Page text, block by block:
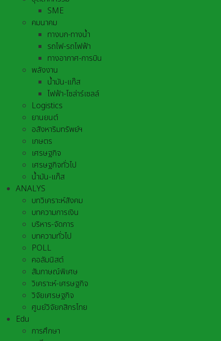
SME
คมนาคม
ทางบก-ทางน้ำ
รถไฟ-รถไฟฟ้า
ทางอากาศ-การบิน
พลังงาน
น้ำมัน-แก๊ส
ไฟฟ้า-โซล่าร์เซลล์
Logistics
ยานยนต์
อสังหาริมทรัพย์ฯ
เกษตร
เศรษฐกิจ
เศรษฐกิจทั่วไป
น้ำมัน-แก๊ส
ANALYS
บทวิเคราะห์สังคม
บทความการเงิน
บริหาร-จัดการ
บทความทั่วไป
POLL
คอลัมนิสต์
สัมภาษณ์พิเศษ
วิเคราะห์-เศรษฐกิจ
วิจัยเศรษฐกิจ
ศูนย์วิจัยกสิกรไทย
Edu
การศึกษา